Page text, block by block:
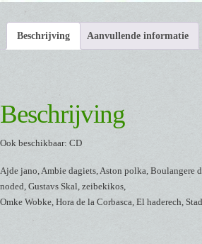
Beschrijving Aanvullende informatie
Beschrijving
Ook beschikbaar: CD
Ajde jano, Ambie dagiets, Aston polka, Boulangere
noded, Gustavs Skal, zeibekikos,
Omke Wobke, Hora de la Corbasca, El haderech,